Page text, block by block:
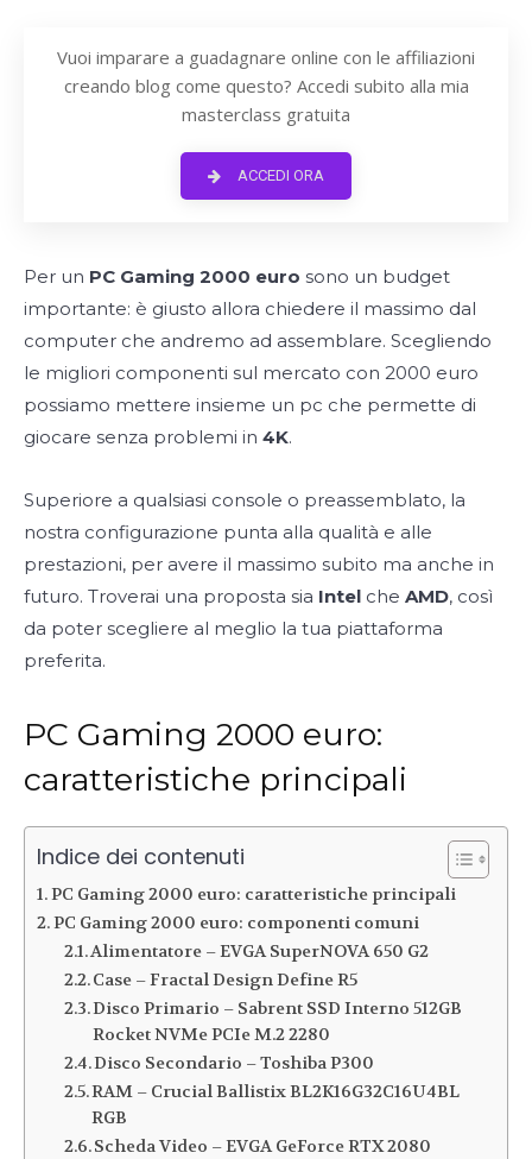
Vuoi imparare a guadagnare online con le affiliazioni
creando blog come questo? Accedi subito alla mia
masterclass gratuita
ACCEDI ORA
Per un PC Gaming 2000 euro sono un budget
importante: è giusto allora chiedere il massimo dal
computer che andremo ad assemblare. Scegliendo
le migliori componenti sul mercato con 2000 euro
possiamo mettere insieme un pc che permette di
giocare senza problemi in 4K.
Superiore a qualsiasi console o preassemblato, la
nostra configurazione punta alla qualità e alle
prestazioni, per avere il massimo subito ma anche in
futuro. Troverai una proposta sia Intel che AMD, così
da poter scegliere al meglio la tua piattaforma
preferita.
PC Gaming 2000 euro:
caratteristiche principali
Indice dei contenuti
PC Gaming 2000 euro: caratteristiche principali
PC Gaming 2000 euro: componenti comuni
Alimentatore – EVGA SuperNOVA 650 G2
Case – Fractal Design Define R5
Disco Primario – Sabrent SSD Interno 512GB
Rocket NVMe PCIe M.2 2280
Disco Secondario – Toshiba P300
RAM – Crucial Ballistix BL2K16G32C16U4BL
RGB
Scheda Video – EVGA GeForce RTX 2080